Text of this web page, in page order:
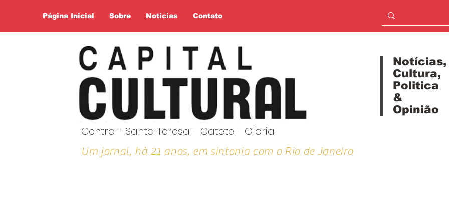
Página Inicial Sobre Notícias Contato
Centro - Santa Teresa - Catete - Gloria
Notícias,
Cultura,
Politica
&
Opinião
Um jornal, hà 21 anos, em sintonia com o Rio de Janeiro